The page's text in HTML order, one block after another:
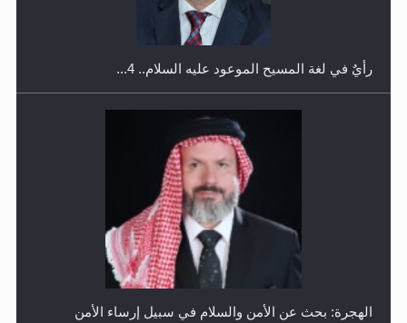
إتمام حفظ القرآن الكريم لثلاثة طلاب من مدرسة الحفظ في
رأيٌ في لغة المسيح الموعود عليه السلام.. 4...
الهجرة: بحث عن الأمن والسلام في سبيل إرساء الأمن